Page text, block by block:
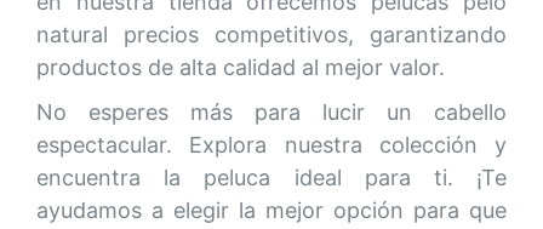
natural precios competitivos, garantizando
productos de alta calidad al mejor valor.
No esperes más para lucir un cabello
espectacular. Explora nuestra colección y
encuentra la peluca ideal para ti. ¡Te
ayudamos a elegir la mejor opción para que